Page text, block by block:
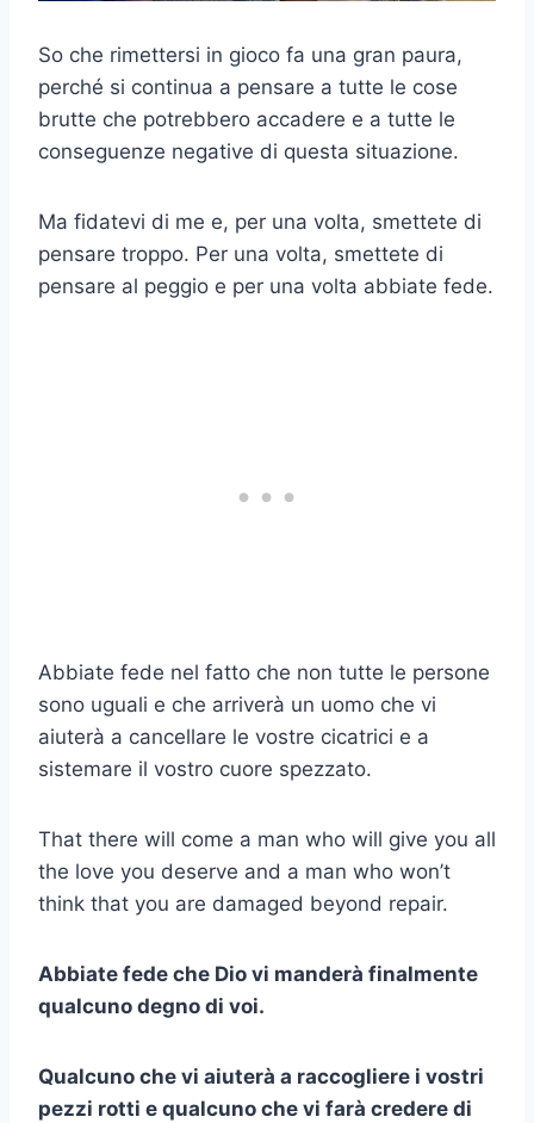
So che rimettersi in gioco fa una gran paura,
perché si continua a pensare a tutte le cose
brutte che potrebbero accadere e a tutte le
conseguenze negative di questa situazione.
Ma fidatevi di me e, per una volta, smettete di
pensare troppo. Per una volta, smettete di
pensare al peggio e per una volta abbiate fede.
Abbiate fede nel fatto che non tutte le persone
sono uguali e che arriverà un uomo che vi
aiuterà a cancellare le vostre cicatrici e a
sistemare il vostro cuore spezzato.
That there will come a man who will give you all
the love you deserve and a man who won’t
think that you are damaged beyond repair.
Abbiate fede che Dio vi manderà finalmente
qualcuno degno di voi.
Qualcuno che vi aiuterà a raccogliere i vostri
pezzi rotti e qualcuno che vi farà credere di